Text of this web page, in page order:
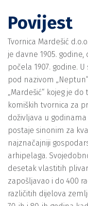
Povijest
Tvornica Mardešić
je davne 1905.
počela 1907. godine.
pod nazivom
„Mardešić“ kojeg je
komiških tvornica za
doživljava u
postaje sinonim za
najznačajniji
arhipelaga.
desetak vlastitih
zapošljavao i do 400
različitih dijelova